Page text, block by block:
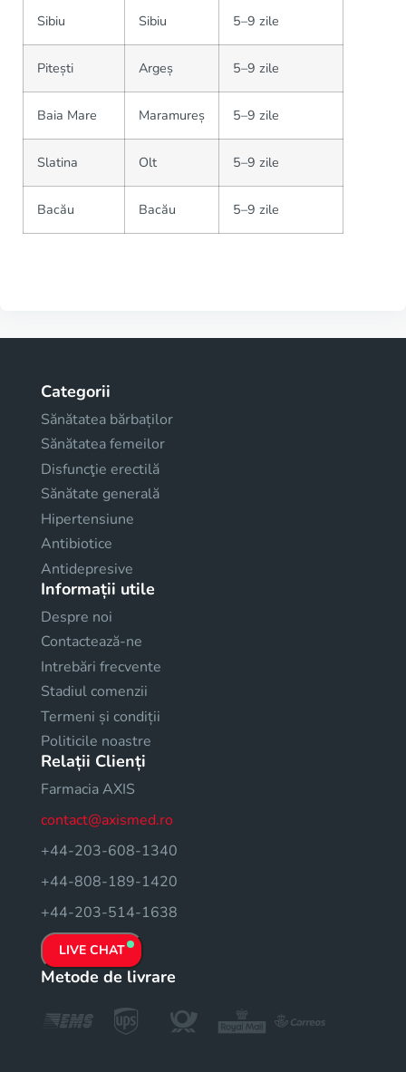
Sibiu Sibiu 5–9 zile
Pitești Argeș 5–9 zile
Baia Mare Maramureș 5–9 zile
Slatina Olt 5–9 zile
Bacău Bacău 5–9 zile
Categorii
Sănătatea bărbaților
Sănătatea femeilor
Disfuncţie erectilă
Sănătate generală
Hipertensiune
Antibiotice
Antidepresive
Informații utile
Despre noi
Contactează-ne
Intrebări frecvente
Stadiul comenzii
Termeni și condiții
Politicile noastre
Relații Clienți
Farmacia AXIS
contact@axismed.ro
+44-203-608-1340
+44-808-189-1420
+44-203-514-1638
LIVE CHAT
Metode de livrare